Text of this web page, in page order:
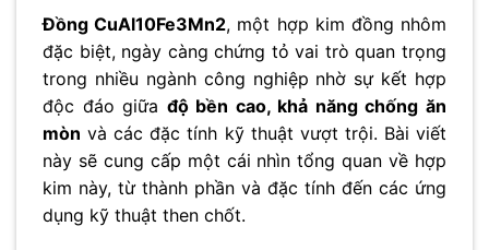
Đồng CuAl10Fe3Mn2, một hợp kim đồng nhôm
đặc biệt, ngày càng chứng tỏ vai trò quan trọng
trong nhiều ngành công nghiệp nhờ sự kết hợp
độc đáo giữa độ bền cao, khả năng chống ăn
mòn và các đặc tính kỹ thuật vượt trội. Bài viết
này sẽ cung cấp một cái nhìn tổng quan về hợp
kim này, từ thành phần và đặc tính đến các ứng
dụng kỹ thuật then chốt.